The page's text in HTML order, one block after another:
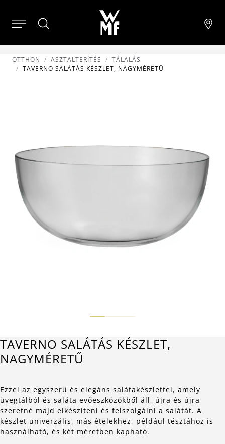
OTTHON ASZTALTERÍTÉS
TÁLALÁS
TAVERNO SALÁTÁS KÉSZLET, NAGYMÉRETŰ
TAVERNO SALÁTÁS KÉSZLET,
NAGYMÉRETŰ
Ezzel az egyszerű és elegáns salátakészlettel, amely
üvegtálból és saláta evőeszközökből áll, újra és újra
szeretné majd elkészíteni és felszolgálni a salátát. A
készlet univerzális, más ételekhez, például tésztához is
használható, és két méretben kapható.